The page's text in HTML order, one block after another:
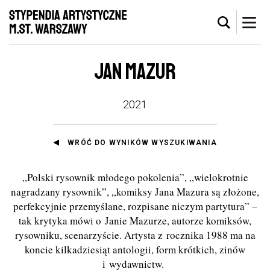
JAN MAZUR
2021
WRÓĆ DO WYNIKÓW WYSZUKIWANIA
„Polski rysownik młodego pokolenia”, „wielokrotnie
nagradzany rysownik”, „komiksy Jana Mazura są złożone,
perfekcyjnie przemyślane, rozpisane niczym partytura” –
tak krytyka mówi o Janie Mazurze, autorze komiksów,
rysowniku, scenarzyście. Artysta z rocznika 1988 ma na
koncie kilkadziesiąt antologii, form krótkich, zinów
i wydawnictw.